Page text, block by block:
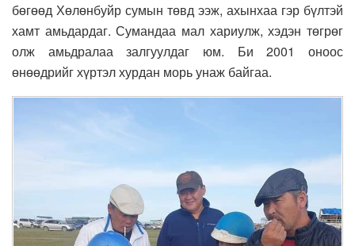
бөгөөд Хөлөнбуйр сумын төвд ээж, ахынхаа гэр бүлтэй
хамт амьдардаг. Сумандаа мал хариулж, хэдэн төгрөг
олж амьдралаа залгуулдаг юм. Би 2001 оноос
өнөөдрийг хүртэл хурдан морь унаж байгаа.